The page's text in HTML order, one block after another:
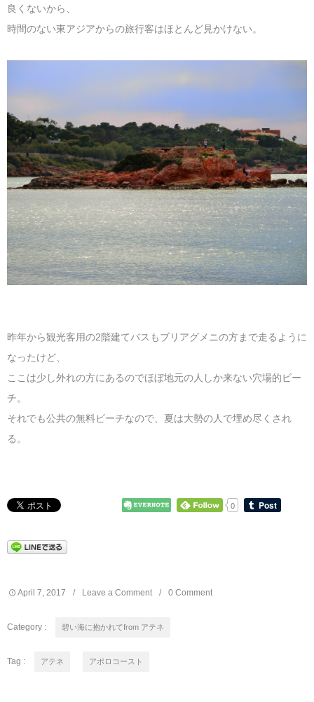
良くないから、
時間のない東アジアからの旅行客はほとんど見かけない。
昨年から観光客用の2階建てバスもブリアグメニの方まで走るように
なったけど、
ここは少し外れの方にあるのでほぼ地元の人しか来ない穴場的ビー
チ。
それでも公共の無料ビーチなので、夏は大勢の人で埋め尽くされ
る。
0
April 7 2017 Leave a Comment 0 Comment
Category : 碧い海に抱かれてfrom アテネ
Tag : アテネ アポロコースト